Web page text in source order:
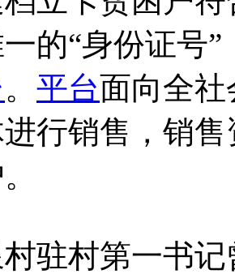
的“身份证号
。 平台面向全
行销售，销
村第一书记